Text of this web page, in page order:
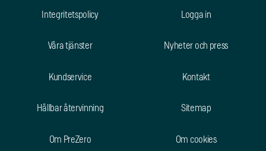
Integritetspolicy
Våra tjänster
Kundservice
Hållbar återvinning
Om PreZero
Logga in
Nyheter och press
Kontakt
Sitemap
Om cookies